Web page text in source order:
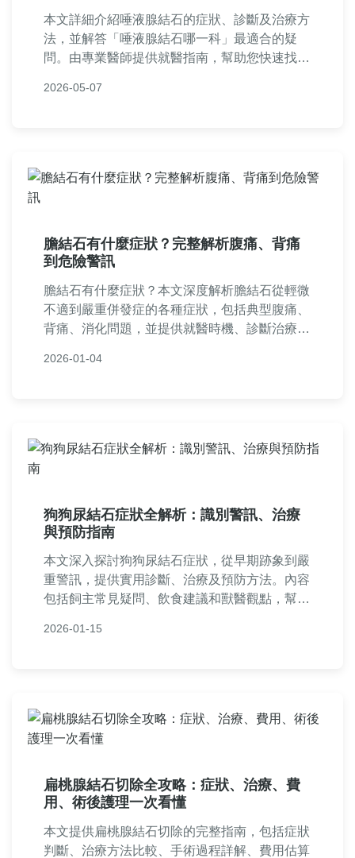
本文詳細介紹唾液腺結石的症狀、診斷及治療方
法，並解答「唾液腺結石哪一科」最適合的疑
問。由專業醫師提供就醫指南，幫助您快速找到
費用估算、常見問題解答，實用性強，適合台灣
2026-05-07
膽結石有什麼症狀？完整解析腹痛、背痛
到危險警訊
膽結石有什麼症狀？本文深度解析膽結石從輕微
不適到嚴重併發症的各種症狀，包括典型腹痛、
背痛、消化問題，並提供就醫時機、診斷治療建
免延誤就醫。
2026-01-04
狗狗尿結石症狀全解析：識別警訊、治療
與預防指南
本文深入探討狗狗尿結石症狀，從早期跡象到嚴
重警訊，提供實用診斷、治療及預防方法。內容
包括飼主常見疑問、飲食建議和獸醫觀點，幫助
飼主閱讀的完整指南。
2026-01-15
扁桃腺結石切除全攻略：症狀、治療、費
用、術後護理一次看懂
本文提供扁桃腺結石切除的完整指南，包括症狀
判斷、治療方法比較、手術過程詳解、費用估算